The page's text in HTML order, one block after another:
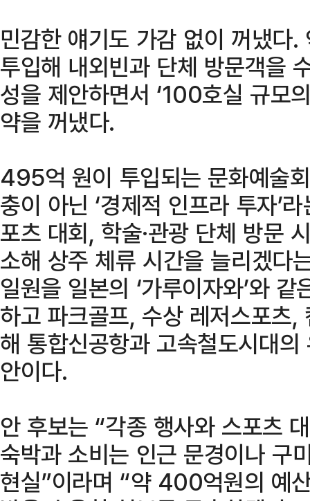
민감한 얘기도 가감 없이 꺼냈
투입해 내외빈과 단체 방문객을
성을 제안하면서 ‘100호실 규모
약을 꺼냈다.
495억 원이 투입되는 문화예술
충이 아닌 ‘경제적 인프라 투자’
포츠 대회, 학술·관광 단체 방문
소해 상주 체류 시간을 늘리겠다
일원을 일본의 ‘가루이자와’와
하고 파크골프, 수상 레저스포츠
해 통합신공항과 고속철도시대
안이다.
안 후보는 “각종 행사와 스포츠
숙박과 소비는 인근 문경이나 구
현실”이라며 “약 400억원의 예